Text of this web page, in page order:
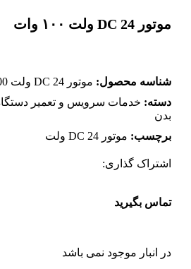
موتور DC 24 ولت ۱۰۰ وات
شناسه محصول: موتور DC 24 ولت 100 وات
دسته: خدمات سرویس و تعمیر
بدن
برچسب: موتور DC 24 ولت
اشتراک گذاری:
تماس بگیرید
در انبار موجود نمی باشد